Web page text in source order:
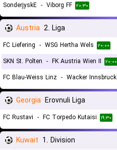
SonderjyskE - Viborg FF ۲۰:۳۰
Austria 2. Liga
FC Liefering - WSG Hertha Wels ۲۰:۰۰
SKN St. Polten - FK Austria Wien II ۲۰:۰۰
FC Blau-Weiss Linz - Wacker Innsbruck
Georgia Erovnuli Liga
FC Rustavi - FC Torpedo Kutaisi ۱۹:۳۰
Kuwait 1. Division